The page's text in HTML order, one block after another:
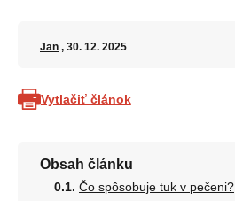
Jan , 30. 12. 2025
Vytlačiť článok
Obsah článku
Čo spôsobuje tuk v pečeni?